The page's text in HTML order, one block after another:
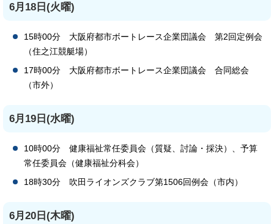
6月18日(火曜)
15時00分 大阪府都市ボートレース企業団議会 第2回定例会
（住之江競艇場）
17時00分 大阪府都市ボートレース企業団議会 合同総会
（市外）
6月19日(水曜)
10時00分 健康福祉常任委員会（質疑、討論・採決）、予算
常任委員会（健康福祉分科会）
18時30分 吹田ライオンズクラブ第1506回例会（市内）
6月20日(木曜)